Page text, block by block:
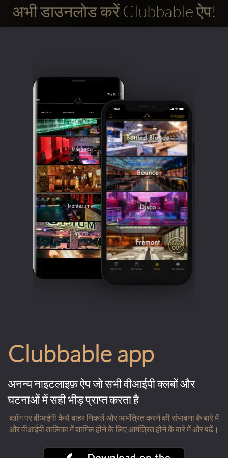
अभी डाउनलोड करें Clubbable ऐप!
Clubbable app
अनन्य नाइटलाइफ़ ऐप जो सभी वीआईपी क्लबों और
घटनाओं में सही भीड़ प्राप्त करता है
ब्लॉग पर वीआईपी कैसे बाहर निकलें और आमंत्रित करने की संभावना के बारे में
और वीआईपी तालिका में शामिल होने के लिए आमंत्रित होने के बारे में और पढ़ें।